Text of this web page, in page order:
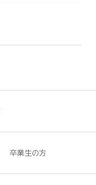
卒業生の方